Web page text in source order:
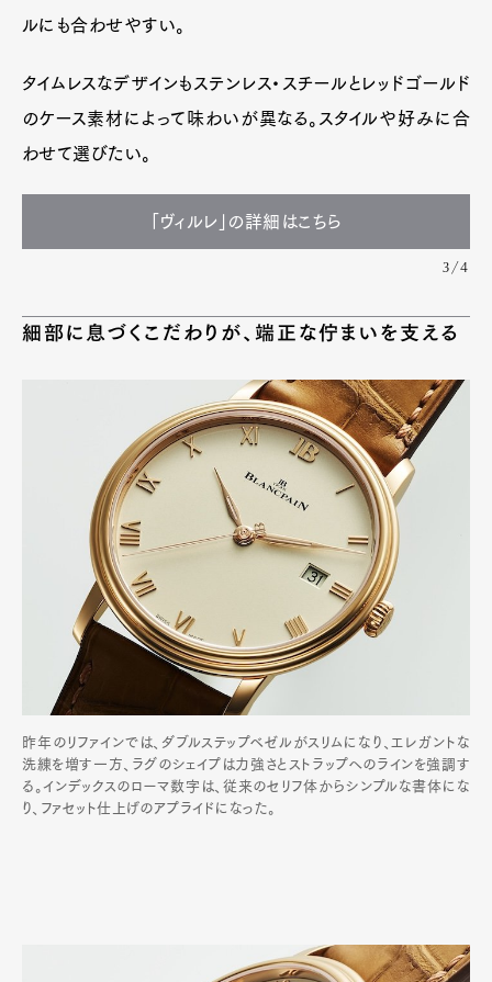
ルにも合わせやすい。
タイムレスなデザインもステンレス・スチールとレッドゴールド
のケース素材によって味わいが異なる。スタイルや好みに合
わせて選びたい。
「ヴィルレ」の詳細はこちら
3/4
細部に息づくこだわりが、端正な佇まいを支える
昨年のリファインでは、ダブルステップベゼルがスリムになり、エレガントな
洗練を増す一方、ラグのシェイプは力強さとストラップへのラインを強調す
る。インデックスのローマ数字は、従来のセリフ体からシンプルな書体にな
り、ファセット仕上げのアプライドになった。